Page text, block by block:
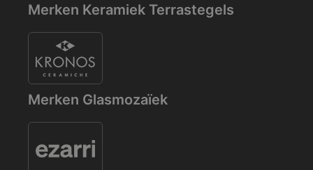
Merken Keramiek Terrastegels
Merken Glasmozaïek